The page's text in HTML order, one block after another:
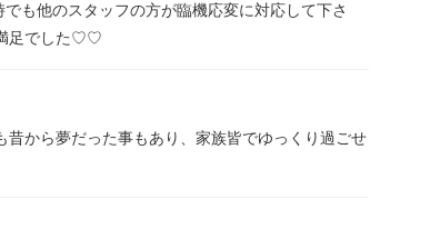
も他のスタッフの方が臨機応変に対応して下さ
足でした♡♡
から夢だった事もあり、家族皆でゆっくり過ごせ